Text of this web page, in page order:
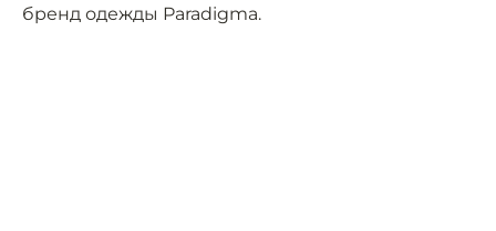
бренд одежды Paradigma.